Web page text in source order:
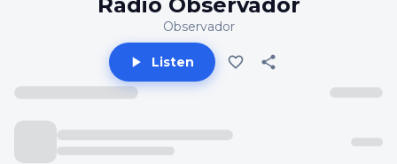
Observador
Listen